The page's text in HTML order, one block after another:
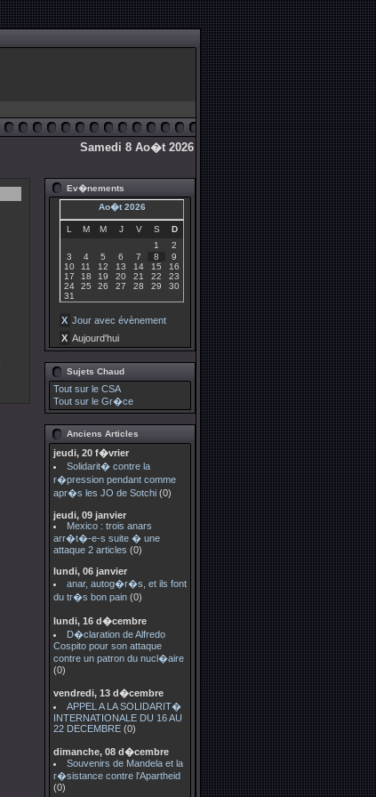
Samedi 8 Ao�t 2026
Ev�nements
Ao�t 2026
L M M J V S
D
1
2
3
4 5 6 7 8
9
10
11 12 13 14 15
16
17
18 19 20 21 22
23
24
25 26 27 28 29
30
31
X Jour avec évènement
X Aujourd'hui
Sujets Chaud
Tout sur le CSA
Tout sur le Gr�ce
Anciens Articles
jeudi, 20 f�vrier
Solidarit� contre la
r�pression pendant comme
apr�s les JO de Sotchi (0)
jeudi, 09 janvier
Mexico : trois anars
arr�t�-e-s suite � une
attaque 2 articles (0)
lundi, 06 janvier
anar, autog�r�s, et ils font
du tr�s bon pain (0)
lundi, 16 d�cembre
D�claration de Alfredo
Cospito pour son attaque
contre un patron du nucl�aire
(0)
vendredi, 13 d�cembre
APPEL A LA SOLIDARIT�
INTERNATIONALE DU 16 AU
22 DECEMBRE (0)
dimanche, 08 d�cembre
Souvenirs de Mandela et la
r�sistance contre l'Apartheid
(0)